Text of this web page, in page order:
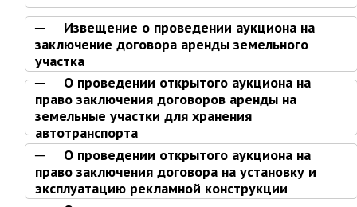
июль 2025 г.
июнь 2025 г.
май 2025 г.
апрель 2025 г.
март 2025 г.
февраль 2025 г.
январь 2025 г.
Администрация
Извещение о проведении аукциона на
заключение договора аренды земельного
участка
О проведении открытого аукциона на
право заключения договоров аренды на
земельные участки для хранения
автотранспорта
О проведении открытого аукциона на
право заключения договора на установку и
эксплуатацию рекламной конструкции